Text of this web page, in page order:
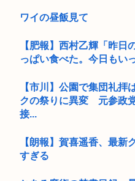
ワイの昼飯見て
【肥報】西村乙輝「昨日
っぱい食べた。今日もい
【市川】公園で集団礼拝
クの祭りに異変 元参政
接...
【朗報】賀喜遥香、最新
すぎる